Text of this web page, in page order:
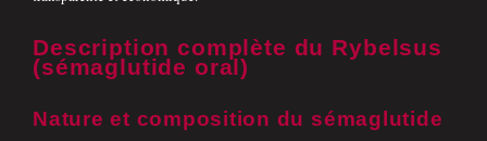
Description complète du Rybelsus
(sémaglutide oral)
Nature et composition du sémaglutide